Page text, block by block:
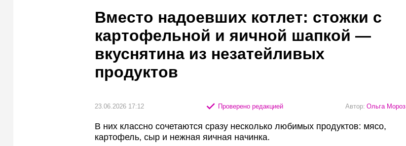
Вместо надоевших котлет: стожки с
картофельной и яичной шапкой —
вкуснятина из незатейливых
продуктов
23.06.2026 17:12 Проверено редакцией Автор: Ольга Мороз
В них классно сочетаются сразу несколько любимых продуктов: мясо,
картофель, сыр и нежная яичная начинка.